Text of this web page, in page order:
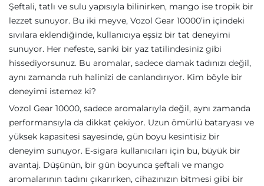
Şeftali, tatlı ve sulu yapısıyla bilinirken, mango ise tropik bir
lezzet sunuyor. Bu iki meyve, Vozol Gear 10000’in içindeki
sıvılara eklendiğinde, kullanıcıya eşsiz bir tat deneyimi
sunuyor. Her nefeste, sanki bir yaz tatilindesiniz gibi
hissediyorsunuz. Bu aromalar, sadece damak tadınızı değil,
aynı zamanda ruh halinizi de canlandırıyor. Kim böyle bir
deneyimi istemez ki?
Vozol Gear 10000, sadece aromalarıyla değil, aynı zamanda
performansıyla da dikkat çekiyor. Uzun ömürlü bataryası ve
yüksek kapasitesi sayesinde, gün boyu kesintisiz bir
deneyim sunuyor. E-sigara kullanıcıları için bu, büyük bir
avantaj. Düşünün, bir gün boyunca şeftali ve mango
aromalarının tadını çıkarırken, cihazınızın bitmesi gibi bir